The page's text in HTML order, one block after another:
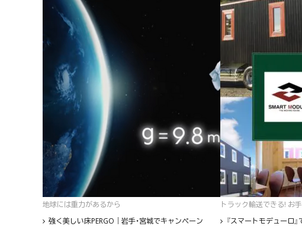
地球には重力があるから
強く美しい床PERGO｜岩手・宮城でキャンペーン
トラック輸送できる! お
『スマートモデューロ』